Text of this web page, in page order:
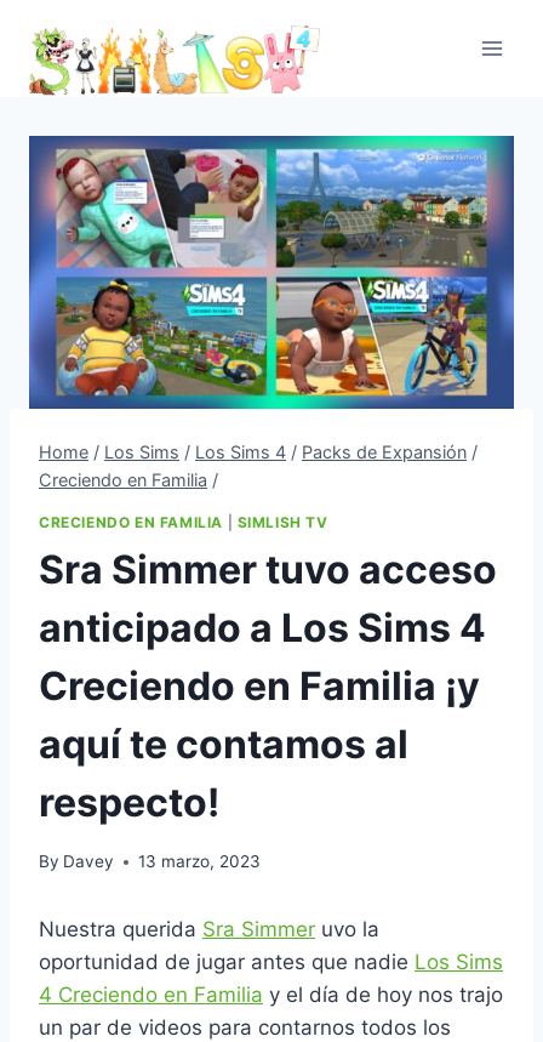
content
Home / Los Sims / Los Sims 4 / Packs de Expansión /
Creciendo en Familia /
CRECIENDO EN FAMILIA SIMLISH TV
Sra Simmer tuvo acceso
anticipado a Los Sims 4
Creciendo en Familia ¡y
aquí te contamos al
respecto!
By Davey 13 marzo, 2023
Nuestra querida Sra Simmer uvo la
oportunidad de jugar antes que nadie Los Sims
4 Creciendo en Familia y el día de hoy nos trajo
un par de videos para contarnos todos los